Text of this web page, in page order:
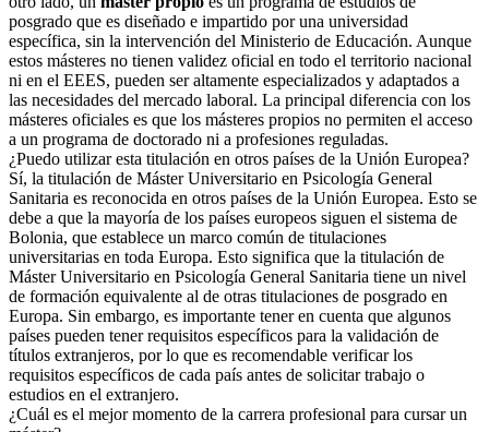
posgrado que es diseñado e impartido por una universidad
específica, sin la intervención del Ministerio de Educación. Aunque
estos másteres no tienen validez oficial en todo el territorio nacional
ni en el EEES, pueden ser altamente especializados y adaptados a
las necesidades del mercado laboral. La principal diferencia con los
másteres oficiales es que los másteres propios no permiten el acceso
a un programa de doctorado ni a profesiones reguladas.
¿Puedo utilizar esta titulación en otros países de la Unión Europea?
Sí, la titulación de Máster Universitario en Psicología General
Sanitaria es reconocida en otros países de la Unión Europea. Esto se
debe a que la mayoría de los países europeos siguen el sistema de
Bolonia, que establece un marco común de titulaciones
universitarias en toda Europa. Esto significa que la titulación de
Máster Universitario en Psicología General Sanitaria tiene un nivel
de formación equivalente al de otras titulaciones de posgrado en
Europa. Sin embargo, es importante tener en cuenta que algunos
países pueden tener requisitos específicos para la validación de
títulos extranjeros, por lo que es recomendable verificar los
requisitos específicos de cada país antes de solicitar trabajo o
estudios en el extranjero.
¿Cuál es el mejor momento de la carrera profesional para cursar un